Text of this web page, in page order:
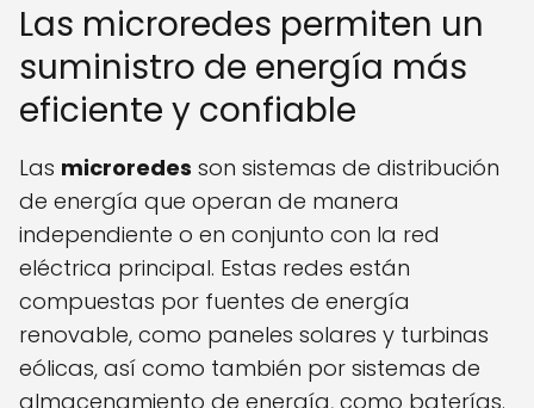
Las microredes permiten un
suministro de energía más
eficiente y confiable
Las microredes son sistemas de distribución
de energía que operan de manera
independiente o en conjunto con la red
eléctrica principal. Estas redes están
compuestas por fuentes de energía
renovable, como paneles solares y turbinas
eólicas, así como también por sistemas de
almacenamiento de energía, como baterías.